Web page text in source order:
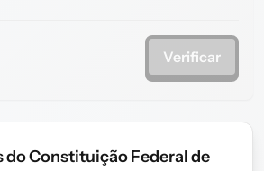
Verificar
Constituição Federal de